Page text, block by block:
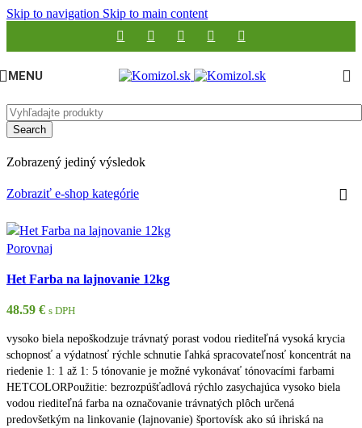
Skip to navigation Skip to main content
MENU
Search
Zobrazený jediný výsledok
Zobraziť e-shop kategórie
Porovnaj
Het Farba na lajnovanie 12kg
48.59 € s DPH
vysoko biela nepoškodzuje trávnatý porast vodou riediteľná vysoká krycia
schopnosť a výdatnosť rýchle schnutie ľahká spracovateľnosť koncentrát na
riedenie 1: 1 až 1: 5 tónovanie je možné vykonávať tónovacími farbami
HETCOLORPoužitie: bezrozpúšťadlová rýchlo zasychajúca vysoko biela
vodou riediteľná farba na označovanie trávnatých plôch určená
predovšetkým na linkovanie (lajnovanie) športovísk ako sú ihriská na